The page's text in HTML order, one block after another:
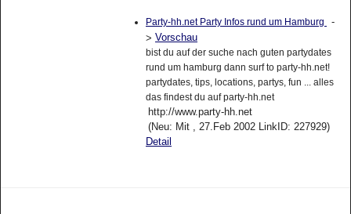
Party-hh.net Party Infos rund um Hamburg -
> Vorschau
bist du auf der suche nach guten partydates
rund um hamburg dann surf to party-hh.net!
partydates, tips, locations, partys, fun ... alles
das findest du auf party-hh.net
http://www.party-hh.net
(Neu: Mit , 27.Feb 2002 LinkID: 227929)
Detail